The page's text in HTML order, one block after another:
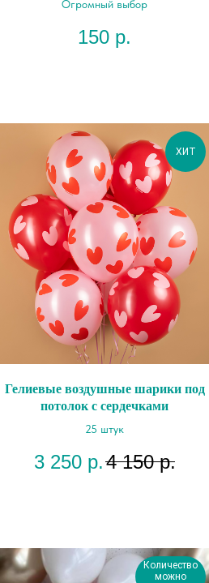
Огромный выбор
150 р.
ХИТ
Гелиевые воздушные шарики под
потолок с сердечками
25 штук
3 250 р.4 150 р.
Количество
можно